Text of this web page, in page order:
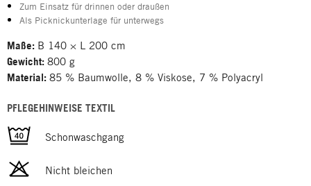
Zum Einsatz für drinnen oder draußen
Als Picknickunterlage für unterwegs
Maße: B 140 × L 200 cm
Gewicht: 800 g
Material: 85 % Baumwolle, 8 % Viskose, 7 % Polyacryl
PFLEGEHINWEISE TEXTIL
Schonwaschgang
Nicht bleichen